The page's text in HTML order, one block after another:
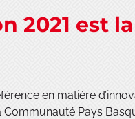
2021 est
en matière
Pays